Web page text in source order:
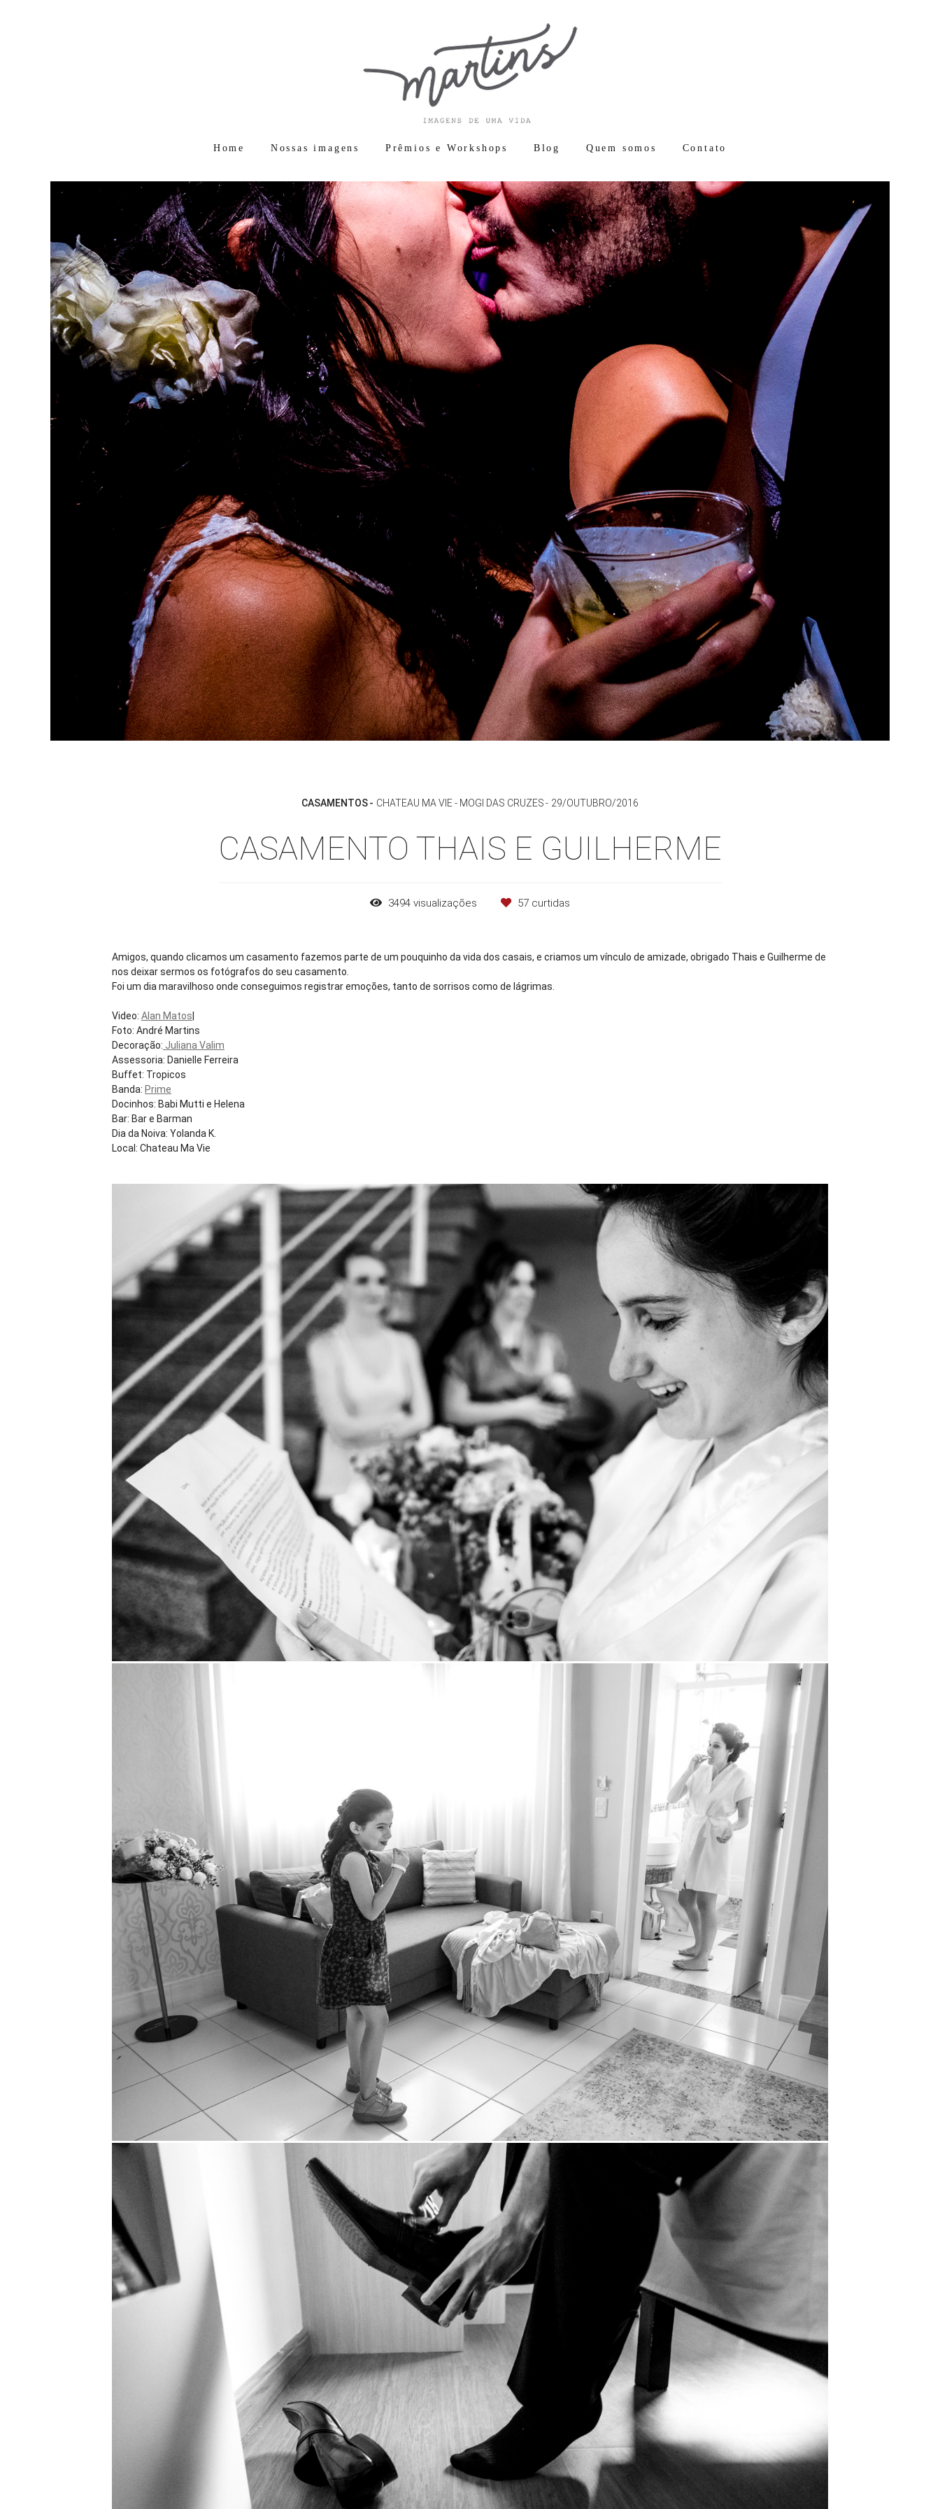
Home Nossas imagens Prêmios e Workshops Blog Quem somos Contato
CASAMENTOS CHATEAU MA VIE - MOGI DAS CRUZES 29/OUTUBRO/2016
CASAMENTO THAIS E GUILHERME
3494 visualizações 57 curtidas
Amigos, quando clicamos um casamento fazemos parte de um pouquinho da vida dos casais, e criamos um vínculo de amizade, obrigado Thais e Guilherme de
nos deixar sermos os fotógrafos do seu casamento.
Foi um dia maravilhoso onde conseguimos registrar emoções, tanto de sorrisos como de lágrimas.
Video: Alan Matos
Foto: André Martins
Decoração: Juliana Valim
Assessoria: Danielle Ferreira
Buffet: Tropicos
Banda: Prime
Docinhos: Babi Mutti e Helena
Bar: Bar e Barman
Dia da Noiva: Yolanda K.
Local: Chateau Ma Vie